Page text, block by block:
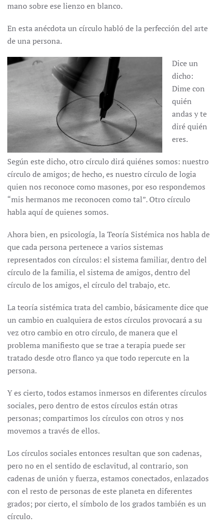
mano sobre ese lienzo en blanco.
En esta anécdota un círculo habló de la perfección del arte
de una persona.
Dice un
dicho:
Dime con
quién
andas y te
diré quién
eres.
Según este dicho, otro círculo dirá quiénes somos: nuestro
círculo de amigos; de hecho, es nuestro círculo de logia
quien nos reconoce como masones, por eso respondemos
“mis hermanos me reconocen como tal”. Otro círculo
habla aquí de quienes somos.
Ahora bien, en psicología, la Teoría Sistémica nos habla de
que cada persona pertenece a varios sistemas
representados con círculos: el sistema familiar, dentro del
círculo de la familia, el sistema de amigos, dentro del
círculo de los amigos, el círculo del trabajo, etc.
La teoría sistémica trata del cambio, básicamente dice que
un cambio en cualquiera de estos círculos provocará a su
vez otro cambio en otro círculo, de manera que el
problema manifiesto que se trae a terapia puede ser
tratado desde otro flanco ya que todo repercute en la
persona.
Y es cierto, todos estamos inmersos en diferentes círculos
sociales, pero dentro de estos círculos están otras
personas; compartimos los círculos con otros y nos
movemos a través de ellos.
Los círculos sociales entonces resultan que son cadenas,
pero no en el sentido de esclavitud, al contrario, son
cadenas de unión y fuerza, estamos conectados, enlazados
con el resto de personas de este planeta en diferentes
grados; por cierto, el símbolo de los grados también es un
círculo.